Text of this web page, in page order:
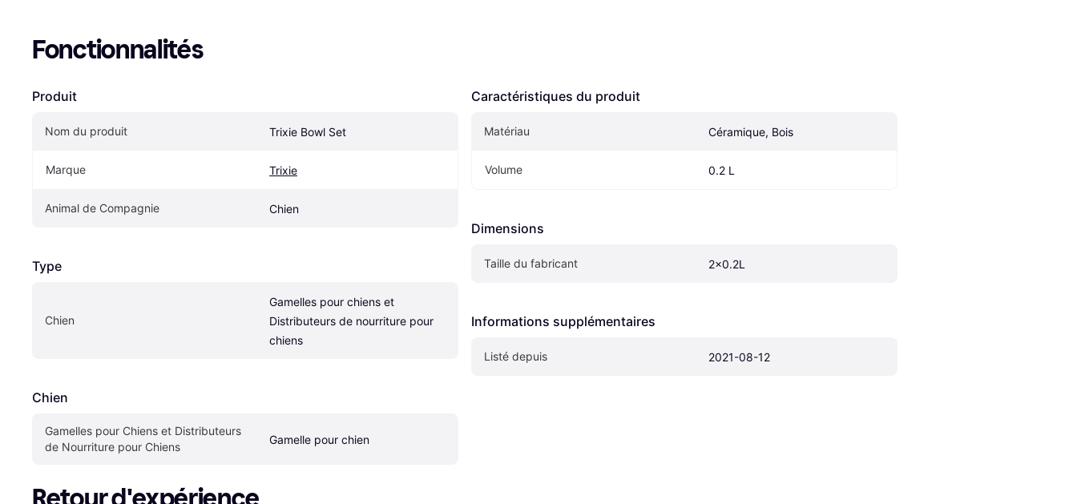
Fonctionnalités
Produit
Nom du produit Trixie Bowl Set
Marque Trixie
Animal de Compagnie Chien
Type
Chien
Gamelles pour chiens et
Distributeurs de nourriture pour
chiens
Chien
Gamelles pour Chiens et Distributeurs
de Nourriture pour Chiens
Gamelle pour chien
Caractéristiques du produit
Matériau Céramique, Bois
Volume 0.2 L
Dimensions
Taille du fabricant 2x0.2L
Informations supplémentaires
Listé depuis 2021-08-12